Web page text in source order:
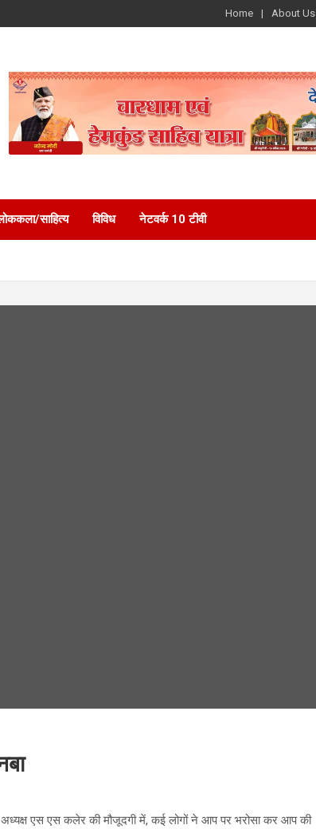
Home About Us
साहित्य विविध नेटवर्क 10 टीवी
एस एस कलेर की मौजूदगी में, कई लोगों ने आप पर भरोसा कर आप की